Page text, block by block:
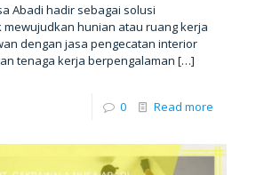
Abadi hadir sebagai solusi
hunian atau ruang kerja
dengan jasa pengecatan interior
tenaga kerja berpengalaman […]
0 Read more